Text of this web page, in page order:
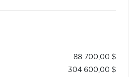
88 700,00 $
304 600,00 $